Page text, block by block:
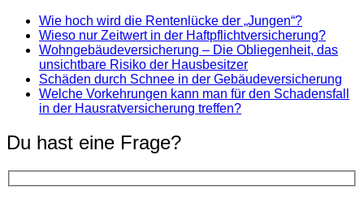
Wie hoch wird die Rentenlücke der „Jungen“?
Wieso nur Zeitwert in der Haftpflichtversicherung?
Wohngebäudeversicherung – Die Obliegenheit, das
unsichtbare Risiko der Hausbesitzer
Schäden durch Schnee in der Gebäudeversicherung
Welche Vorkehrungen kann man für den Schadensfall
in der Hausratversicherung treffen?
Du hast eine Frage?